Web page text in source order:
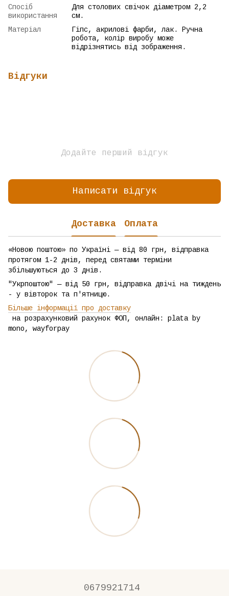
Спосіб
використання
Для столових свічок діаметром 2,2
см.
Матеріал
Гіпс, акрилові фарби, лак. Ручна
робота, колір виробу може
відрізнятись від зображення.
Відгуки
Додайте перший відгук
Написати відгук
Доставка Оплата
«Новою поштою» по Україні — від 80 грн, відправка
протягом 1-2 днів, перед святами терміни
збільшуються до 3 днів.
"Укрпоштою" — від 50 грн, відправка двічі на тиждень
- у вівторок та п'ятницю.
Більше інформації про доставку
на розрахунковий рахунок ФОП, онлайн: plata by
mono, wayforpay
0679921714